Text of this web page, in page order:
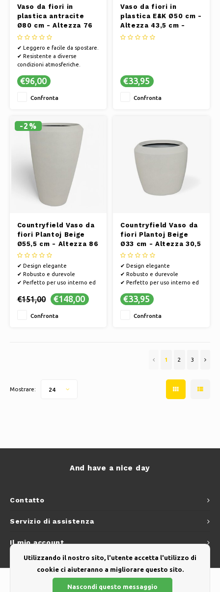
Vaso da fiori in
plastica antracite
Ø80 cm - Altezza 76
cm
✔ Leggero e facile da spostare.
✔ Resistente a diverse
condizioni atmosferiche.
✔ Facile da pulire e
€96,00
Confronta
Vaso da fiori in
plastica E&K Ø50 cm -
Altezza 43,5 cm -
Tortora
€33,95
Confronta
-2%
Countryfield Vaso da
fiori Plantoj Beige
Ø55,5 cm - Altezza 86
cm
✔ Design elegante
✔ Robusto e durevole
✔ Perfetto per uso interno ed
€151,00 €148,00
Confronta
Countryfield Vaso da
fiori Plantoj Beige
Ø33 cm - Altezza 30,5
cm
✔ Design elegante
✔ Robusto e durevole
✔ Perfetto per uso interno ed
€33,95
Confronta
1 2 3
Mostrare: 24
Contatto
And have a nice day
Servizio di assistenza
Il mio account
Utilizzando il nostro sito, l'utente accetta l'utilizzo di
cookie ci aiuteranno a migliorare questo sito.
Nascondi questo messaggio